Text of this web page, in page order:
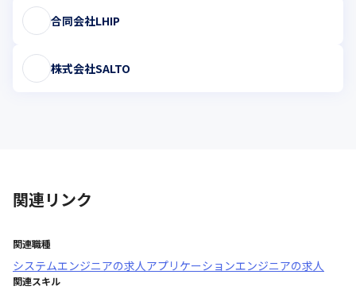
合同会社LHIP
株式会社SALTO
関連リンク
関連職種
システムエンジニアの求人アプリケーションエンジニアの求人
関連スキル